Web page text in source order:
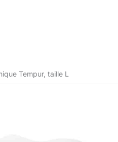
Tempur, taille L